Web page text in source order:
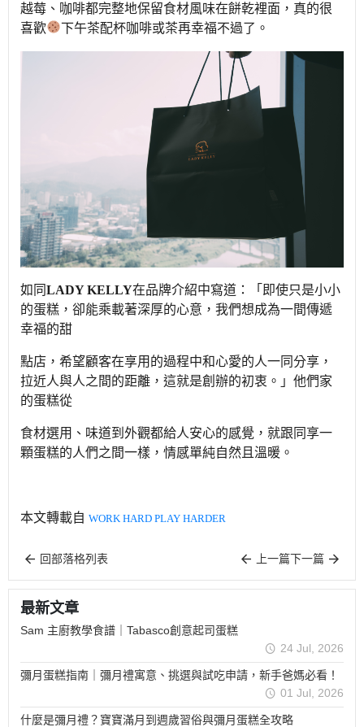
越莓 、咖啡都完整地保留食材風味在餅乾裡面，真的很
喜歡
下午茶配杯咖啡或茶再幸福不過了。
如同LADY KELLY在品牌介紹中寫道：「即使只是小小
的蛋糕，卻能乘載著深厚的心意，我們想成為一間傳遞
幸福的甜
點店，希望顧客在享用的過程中和心愛的人一同分享，
拉近人與人之間的距離，這就是創辦的初衷。」他們家
的蛋糕從
食材選用、味道到外觀都給人安心的感覺，就跟同享一
顆蛋糕的人們之間一樣，情感單純自然且溫暖。
本文轉載自 WORK HARD PLAY HARDER
回部落格列表 上一篇下一篇
最新文章
Sam 主廚教學食譜｜Tabasco創意起司蛋糕
24 Jul, 2026
彌月蛋糕指南｜彌月禮寓意、挑選與試吃申請，新手爸媽必看！
01 Jul, 2026
什麼是彌月禮？寶寶滿月到週歲習俗與彌月蛋糕全攻略